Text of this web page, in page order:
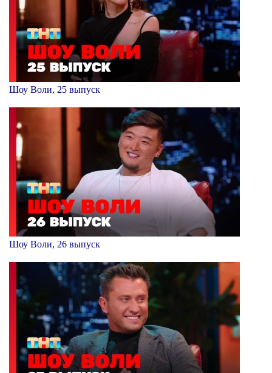
Шоу Воли, 25 выпуск
Шоу Воли, 26 выпуск